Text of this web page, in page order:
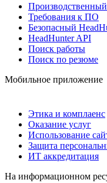
Требования к ПО
Безопасный
HeadHunter API
Поиск работы
Поиск по резюме
Мобильное приложение
Этика и комплаенс
Оказание услуг
Использование
Защита
ИТ аккредитация
На информационном